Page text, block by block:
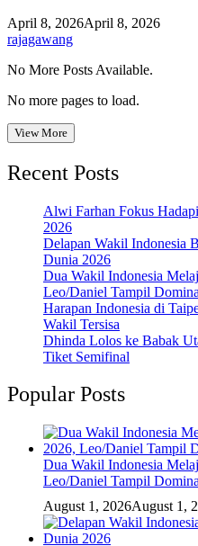
April 8, 2026April 8, 2026
rajagawang
No More Posts Available.
No more pages to load.
View More
Recent Posts
Alwi Farhan Fokus
2026
Delapan Wakil Indonesia
Dunia 2026
Dua Wakil Indonesia
Leo/Daniel Tampil
Harapan Indonesia di
Wakil Tersisa
Dhinda Lolos ke Babak
Tiket Semifinal
Popular Posts
Dua Wakil Indonesia
Leo/Daniel Tampil
August 1, 2026August 1,